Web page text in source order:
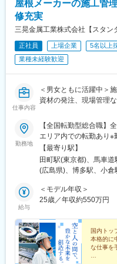
屋根メーカーの施工管
修充実
三晃金属工業株式会社【スタン
正社員 上場企業 5名以上
業種未経験歓迎
仕事内容
＜男女ともに活躍中＞
資材の発注、現場管理
勤務地
【全国転勤型総合職】
エリア内での転勤あり
社東京支店大宮営業所
業所松本営業所南関東
京営業所静岡営業所深
業所北陸営業所松本営
支店大津営業所福知山
所岡山営業所四国営業
所長崎営業所熊本営業
海道支店旭川営業所北
江別製作所建材北海道
【最寄り駅】
田町駅(東京都)、馬車
(広島県)、博多駅、小
(千葉県)、君津駅、甲
駅、岡崎駅、岐阜駅、
屋橋駅、藤崎宮前駅、
路駅、帯広駅、五稜郭
駅(青森県)、泉外旭川駅
駅(東京都)、大須観音駅
給与
＜モデル年収＞
25歳／年収約550万円
国内トッ
本格的に
な仕事を